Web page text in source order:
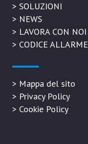
> SOLUZIONI
> NEWS
> LAVORA CON NOI
> CODICE ALLARME
> Mappa del sito
> Privacy Policy
> Cookie Policy